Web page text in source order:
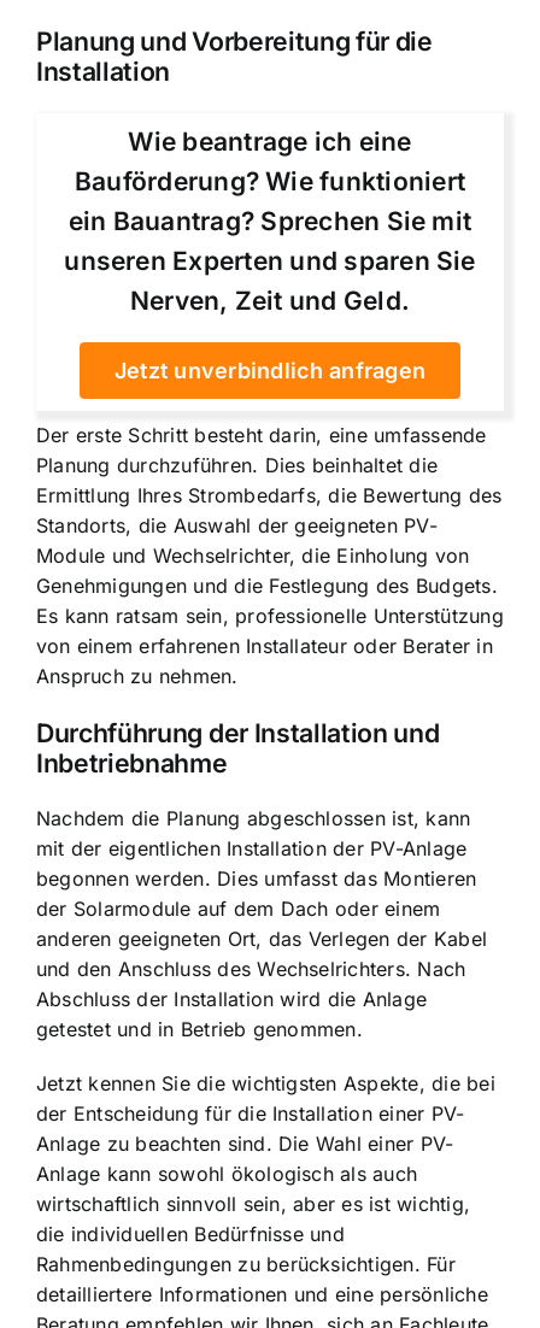
Planung und Vorbereitung für die
Installation
Wie beantrage ich eine
Bauförderung? Wie funktioniert
ein Bauantrag? Sprechen Sie mit
unseren Experten und sparen Sie
Nerven, Zeit und Geld.
Jetzt unverbindlich anfragen
Der erste Schritt besteht darin, eine umfassende
Planung durchzuführen. Dies beinhaltet die
Ermittlung Ihres Strombedarfs, die Bewertung des
Standorts, die Auswahl der geeigneten PV-
Module und Wechselrichter, die Einholung von
Genehmigungen und die Festlegung des Budgets.
Es kann ratsam sein, professionelle Unterstützung
von einem erfahrenen Installateur oder Berater in
Anspruch zu nehmen.
Durchführung der Installation und
Inbetriebnahme
Nachdem die Planung abgeschlossen ist, kann
mit der eigentlichen Installation der PV-Anlage
begonnen werden. Dies umfasst das Montieren
der Solarmodule auf dem Dach oder einem
anderen geeigneten Ort, das Verlegen der Kabel
und den Anschluss des Wechselrichters. Nach
Abschluss der Installation wird die Anlage
getestet und in Betrieb genommen.
Jetzt kennen Sie die wichtigsten Aspekte, die bei
der Entscheidung für die Installation einer PV-
Anlage zu beachten sind. Die Wahl einer PV-
Anlage kann sowohl ökologisch als auch
wirtschaftlich sinnvoll sein, aber es ist wichtig,
die individuellen Bedürfnisse und
Rahmenbedingungen zu berücksichtigen. Für
detailliertere Informationen und eine persönliche